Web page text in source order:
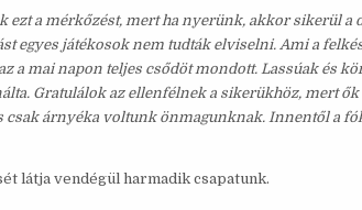
ezt a mérkőzést, mert ha nyerünk, akkor sikerül a
egyes játékosok nem tudták elviselni. Ami a
a mai napon teljes csődöt mondott. Lassúak és
Gratulálok az ellenfélnek a sikerükhöz, mert ők
csak árnyéka voltunk önmagunknak. Innentől a
látja vendégül harmadik csapatunk.